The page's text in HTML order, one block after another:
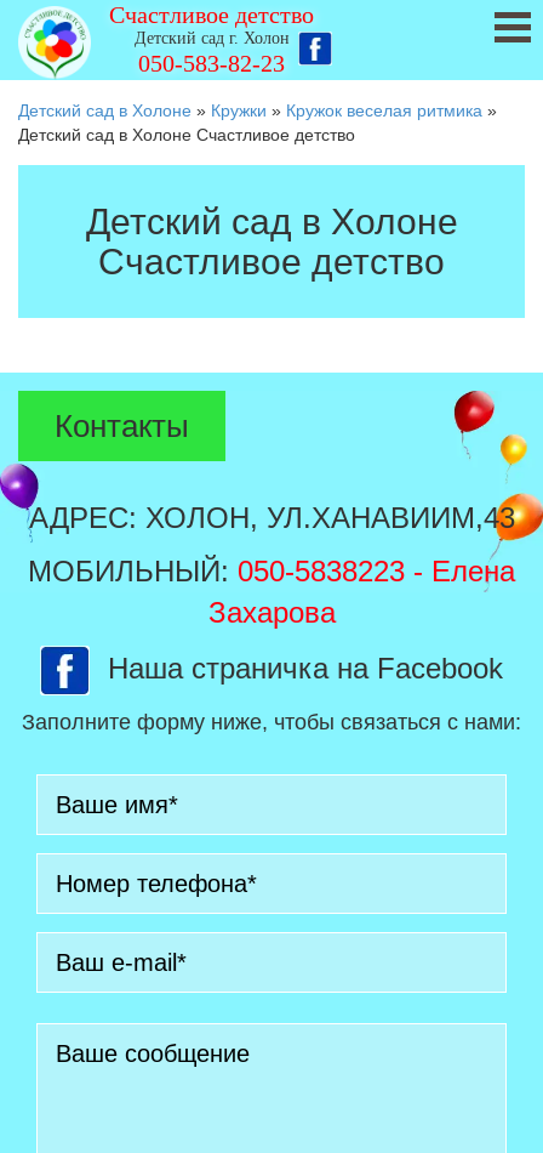
Счастливое детство
Детский сад г. Холон
050-583-82-23
Детский сад в Холоне » Кружки » Кружок веселая ритмика »
Детский сад в Холоне Счастливое детство
Детский сад в Холоне
Счастливое детство
Контакты
АДРЕС: ХОЛОН, УЛ.ХАНАВИИМ,43
МОБИЛЬНЫЙ: 050-5838223 - Елена
Захарова
Наша страничка на Facebook
Заполните форму ниже, чтобы связаться с нами: